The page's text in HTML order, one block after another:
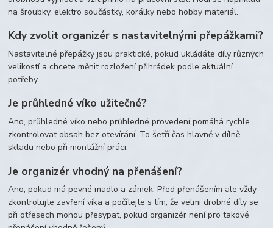
na šroubky, elektro součástky, korálky nebo hobby materiál.
Kdy zvolit organizér s nastavitelnými přepážkami?
Nastavitelné přepážky jsou praktické, pokud ukládáte díly různých
velikostí a chcete měnit rozložení přihrádek podle aktuální
potřeby.
Je průhledné víko užitečné?
Ano, průhledné víko nebo průhledné provedení pomáhá rychle
zkontrolovat obsah bez otevírání. To šetří čas hlavně v dílně,
skladu nebo při montážní práci.
Je organizér vhodný na přenášení?
Ano, pokud má pevné madlo a zámek. Před přenášením ale vždy
zkontrolujte zavření víka a počítejte s tím, že velmi drobné díly se
při otřesech mohou přesypat, pokud organizér není pro takové